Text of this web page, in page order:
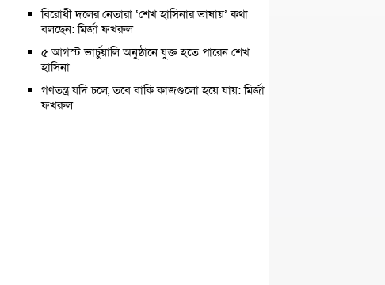
বিরোধী দলের নেতারা ‘শেখ হাসিনার ভাষায়’ কথা
বলছেন: মির্জা ফখরুল
৫ আগস্ট ভার্চুয়ালি অনুষ্ঠানে যুক্ত হতে পারেন শেখ
হাসিনা
গণতন্ত্র যদি চলে, তবে বাকি কাজগুলো হয়ে যায়: মির্জা
ফখরুল